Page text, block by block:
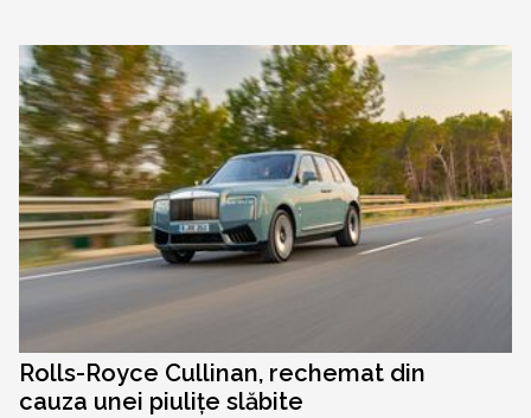
Rolls-Royce Cullinan, rechemat din
cauza unei piulițe slăbite